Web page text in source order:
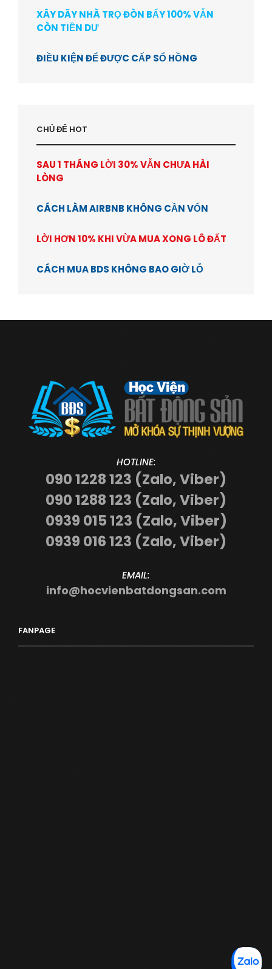
XÂY DÃY NHÀ TRỌ ĐÒN BẨY 100% VẪN
CÒN TIỀN DƯ
ĐIỀU KIỆN ĐỂ ĐƯỢC CẤP SỔ HỒNG
CHỦ ĐỂ HOT
SAU 1 THÁNG LỜI 30% VẪN CHƯA HÀI
LÒNG
CÁCH LÀM AIRBNB KHÔNG CẦN VỐN
LỜI HƠN 10% KHI VỪA MUA XONG LÔ ĐẤT
CÁCH MUA BDS KHÔNG BAO GIỜ LỖ
HOTLINE:
090 1228 123 (Zalo, Viber)
090 1288 123 (Zalo, Viber)
0939 015 123 (Zalo, Viber)
0939 016 123 (Zalo, Viber)
EMAIL:
info@hocvienbatdongsan.com
FANPAGE